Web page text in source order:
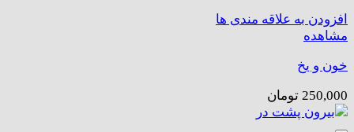
افزودن به علاقه مندی ها
مشاهده
خون و یخ
250,000 تومان